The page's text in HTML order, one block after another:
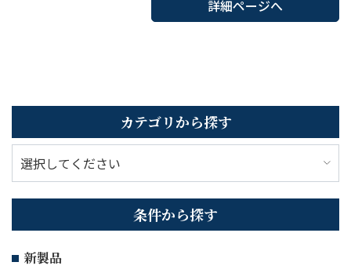
詳細ページへ
カテゴリから探す
条件から探す
新製品